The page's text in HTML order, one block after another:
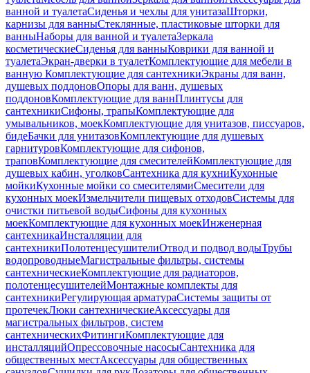
ванной и туалетаСиденья и чехлы для унитазаШторки,
карнизы для ванныСтеклянные, пластиковые шторки для
ванныНаборы для ванной и туалетаЗеркала
косметическиеСиденья для ванныКоврики для ванной и
туалетаЭкран-дверки в туалетКомплектующие для мебели в
ванную Комплектующие для сантехникиЭкраны для ванн,
душевых поддоновОпоры для ванн, душевых
поддоновКомплектующие для ваннПлинтусы для
сантехникиСифоны, трапыКомплектующие для
умывальников, моекКомплектующие для унитазов, писсуаров,
бидеБачки для унитазовКомплектующие для душевых
гарнитуровКомплектующие для сифонов,
траповКомплектующие для смесителейКомплектующие для
душевых кабин, уголковСантехника для кухниКухонные
мойкиКухонные мойки со смесителямиСмесители для
кухонных моекИзмельчители пищевых отходовСистемы для
очистки питьевой водыСифоны для кухонных
моекКомплектующие для кухонных моекИнженерная
сантехникаИнсталляции для
сантехникиПолотенцесушителиОтвод и подвод водыТрубы
водопроводныеМагистральные фильтры, системы
сантехническиеКомплектующие для радиаторов,
полотенцесушителейМонтажные комплекты для
сантехникиРегулирующая арматураСистемы защиты от
протечекЛюки сантехническиеАксессуары для
магистральных фильтров, систем
сантехническихФитингиКомплектующие для
инсталляцийОпрессовочные насосыСантехника для
общественных местАксессуары для общественных